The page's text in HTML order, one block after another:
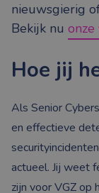
nieuwsgierig
Bekijk nu onze
Hoe jij
Als Senior
en effectieve
actueel. Jij weet
zijn voor VGZ op